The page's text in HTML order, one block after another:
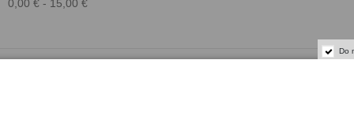
0,00 € - 15,00 €
Do